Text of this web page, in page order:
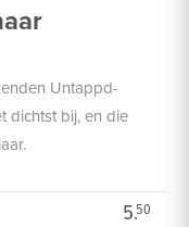
Untappd-
dichtst bij, en die
5.50